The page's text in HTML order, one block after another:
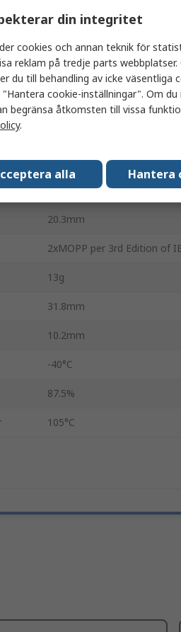
Yta
1192000h
1 %
50mV
11W
DIP-24
20.3mm
2xMOPP per 3rd Edition of
13g
31.8mm
10.2mm
-40°C
87.5%
105°C
din integritet
cookies och annan teknik för
reklam på tredje parts
du till behandling av icke
"Hantera cookie-inställningar". Om
begränsa åtkomsten till vissa
.
alla Hantera